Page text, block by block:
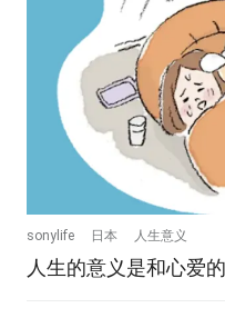
sonylife 日本 人生意义
人生的意义是和心爱